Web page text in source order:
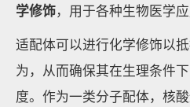
学修饰，用于各种生物医学
适配体可以进行化学修饰以
为，从而确保其在生理条件
度。作为一类分子配体，核